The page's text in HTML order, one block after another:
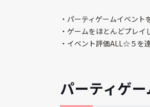
・パーティゲームイベン
・ゲームをほとんどプレイ
・イベント評価ALL☆５を
パーティゲ